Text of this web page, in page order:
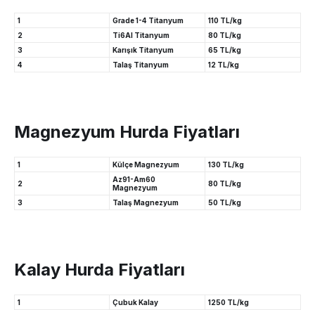
1 Grade 1-4 Titanyum
110 TL/kg
2
Ti6Al Titanyum
80 TL/kg
3
Karışık Titanyum
65 TL/kg
4
Talaş Titanyum 12 TL/kg
Magnezyum Hurda Fiyatları
1 Külçe Magnezyum 130 TL/kg
2
Az91-Am60
Magnezyum
80 TL/kg
3 Talaş Magnezyum 50 TL/kg
Kalay Hurda Fiyatları
1 Çubuk Kalay
1250 TL/kg